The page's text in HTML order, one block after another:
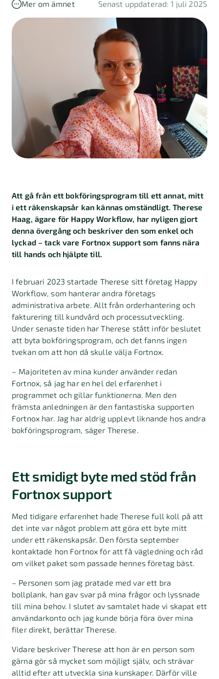
Finansiering
Marknadsföring
och
export
Kundberättelser
Mer om ämnet Senast uppdaterad: 1 juli 2025
Att gå från ett bokföringsprogram till ett annat, mitt
i ett räkenskapsår kan kännas omständligt. Therese
Haag, ägare för Happy Workflow, har nyligen gjort
denna övergång och beskriver den som enkel och
lyckad – tack vare Fortnox support som fanns nära
till hands och hjälpte till.
I februari 2023 startade Therese sitt företag Happy
Workflow, som hanterar andra företags
administrativa arbete. Allt från orderhantering och
fakturering till kundvård och processutveckling.
Under senaste tiden har Therese stått inför beslutet
att byta bokföringsprogram, och det fanns ingen
tvekan om att hon då skulle välja Fortnox.
– Majoriteten av mina kunder använder redan
Fortnox, så jag har en hel del erfarenhet i
programmet och gillar funktionerna. Men den
främsta anledningen är den fantastiska supporten
Fortnox har. Jag har aldrig upplevt liknande hos andra
bokföringsprogram, säger Therese.
Ett smidigt byte med stöd från
Fortnox support
Med tidigare erfarenhet hade Therese full koll på att
det inte var något problem att göra ett byte mitt
under ett räkenskapsår. Den första september
kontaktade hon Fortnox för att få vägledning och råd
om vilket paket som passade hennes företag bäst.
– Personen som jag pratade med var ett bra
bollplank, han gav svar på mina frågor och lyssnade
till mina behov. I slutet av samtalet hade vi skapat ett
användarkonto och jag kunde börja föra över mina
filer direkt, berättar Therese.
Vidare beskriver Therese att hon är en person som
gärna gör så mycket som möjligt själv, och strävar
alltid efter att utveckla sina kunskaper. Därför ville